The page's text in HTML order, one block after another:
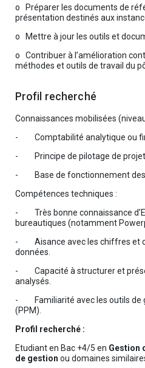
o Préparer les documents de
présentation destinés aux
o Mettre à jour les outils et
o Contribuer à l’amélioration
méthodes et outils de travail du
Profil recherché
Connaissances mobilisées
- Comptabilité analytique ou
- Principe de pilotage de
- Base de fonctionnement des
Compétences techniques :
- Très bonne connaissance
bureautiques (notamment
- Aisance avec les chiffres et
données.
- Capacité à structurer et
analysés.
- Familiarité avec les outils de
(PPM).
Profil recherché :
Etudiant en Bac +4/5 en Gestion
de gestion ou domaines